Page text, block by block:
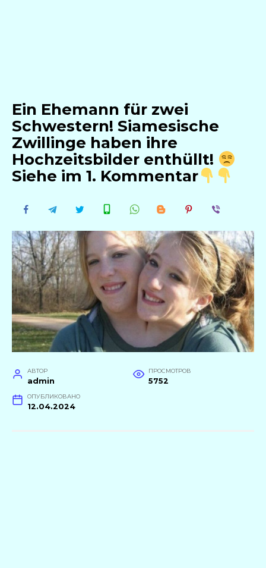
Ein Ehemann für zwei
Schwestern! Siamesische
Zwillinge haben ihre
Hochzeitsbilder enthüllt!
Siehe im 1. Kommentar
АВТОР
admin
ПРОСМОТРОВ
5752
ОПУБЛИКОВАНО
12.04.2024